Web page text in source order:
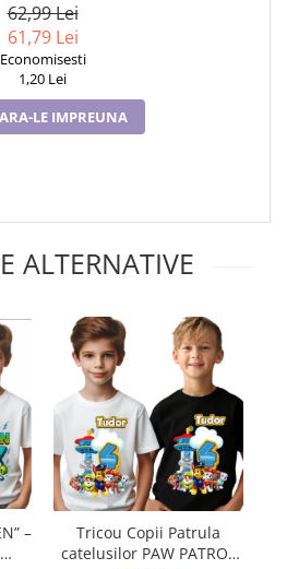
62,99 Lei
61,79 Lei
Economisesti
1,20 Lei
LE IMPREUNA
ALTERNATIVE
–
Tricou Copii Patrula
catelusilor PAW PATROL